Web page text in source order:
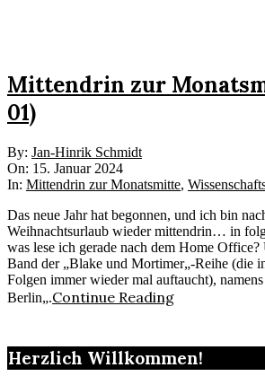
Mittendrin zur
01)
2024-
01-
15
By: Jan-Hinrik Schmidt
On: 15. Januar 2024
In: Mittendrin zur Monatsmitte,
Das neue Jahr hat begonnen, und ich bin
Weihnachtsurlaub wieder mittendrin… in
was lese ich gerade nach dem Home Office?
Band der „Blake und Mortimer„-Reihe (die
Folgen immer wieder mal auftaucht),
Berlin„.Continue Reading
Herzlich Willkommen!